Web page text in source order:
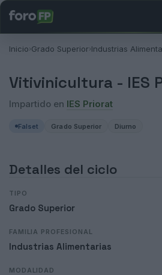
Inicio›Grado Superior›Industrias
Vitivinicultura - IES
Impartido en IES Priorat
Falset Grado Superior Diurno
Detalles del ciclo
TIPO
Grado Superior
FAMILIA PROFESIONAL
Industrias Alimentarias
MODALIDAD